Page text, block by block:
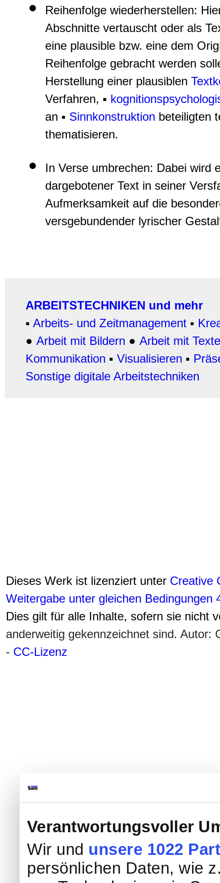
Verantwortungsvoller
Wir und unsere 1022
persönlichen Daten, wie
Reihenfolge wiederherstellen:
Abschnitte vertauscht oder als
eine plausible bzw. eine dem
Reihenfolge gebracht werden
Herstellung einer plausiblen
Verfahren, ▪
an ▪ Sinnkonstruktion beteiligten
thematisieren.
In Verse umbrechen: Dabei wird
dargebotener Text in seiner
Aufmerksamkeit auf die
versgebundender lyrischer
ARBEITSTECHNIKEN und mehr
▪ Arbeits- und Zeitmanagement ▪
● Arbeit mit Bildern ● Arbeit mit
Kommunikation ▪ Visualisieren ▪
Sonstige digitale Arbeitstechniken
Dieses Werk ist lizenziert unter Creative
Weitergabe unter gleichen
Dies gilt für alle Inhalte, sofern sie nicht
anderweitig gekennzeichnet sind. Autor:
- CC-Lizenz